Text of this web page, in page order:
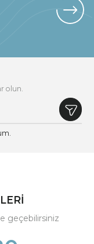
olun.
geçebilirsiniz